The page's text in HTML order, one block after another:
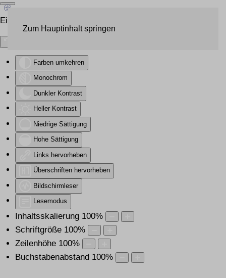
Eingabehilfen öffnen
Farben umkehren
Monochrom
Dunkler Kontrast
Heller Kontrast
Niedrige Sättigung
Hohe Sättigung
Links hervorheben
Überschriften hervorheben
Bildschirmleser
Lesemodus
Inhaltsskalierung 100%
Schriftgröße 100%
Zeilenhöhe 100%
Buchstabenabstand 100%
Zum Hauptinhalt springen